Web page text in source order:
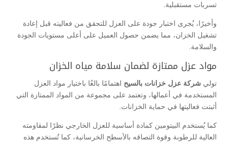
تسربات مستقبلية.
وأخيرًا، يُجرى اختبار جودة على العزل للتحقق من فعاليته قبل إعادة
تشغيل الخزان، مما يضمن حصول العميل على أعلى مستويات الجودة
والسلامة.
مواد عزل ممتازة لضمان سلامة مياه الخزان
تولي شركة عزل خزانات بالسيح اهتمامًا بالغًا باختيار مواد العزل
المستخدمة في أعمالها، وتعتمد على مجموعة من المواد الممتازة التي
أثبتت فعاليتها في حماية الخزانات.
كما يُستخدم البيتومين كمادة أساسية للعزل الخارجي نظرًا لمقاومته
العالية للرطوبة وقوة التصاقه بالأسطح الخرسانية، كما تُستخدم هذه